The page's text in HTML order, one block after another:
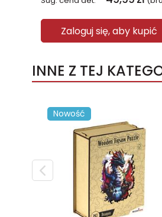
Zaloguj się, aby kupić
INNE Z TEJ
Nowość